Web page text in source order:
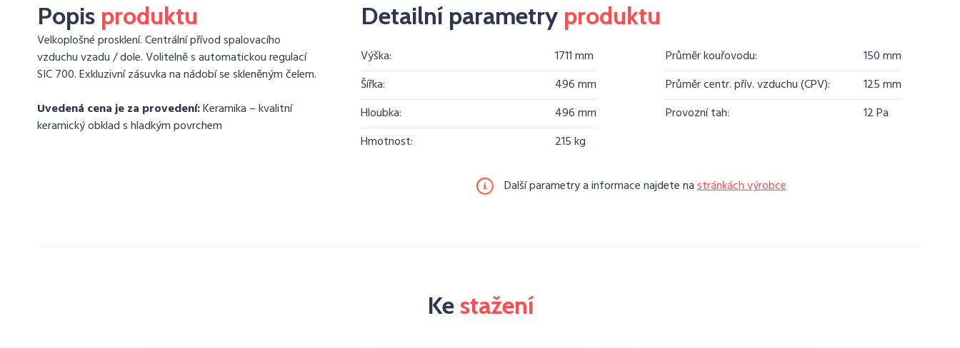
Popis produktu
Velkoplošné prosklení. Centrální přívod spalovacího
vzduchu vzadu / dole. Volitelně s automatickou regulací
SIC 700. Exkluzivní zásuvka na nádobí se skleněným čelem.
Uvedená cena je za provedení:Keramika – kvalitní
keramický obklad s hladkým povrchem
Detailní parametry produktu
Výška:
1711 mm
Šířka:
496 mm
Hloubka:
496 mm
Hmotnost:
215 kg
Průměr kouřovodu:
150 mm
Průměr centr. přív. vzduchu (CPV):
125 mm
Provozní tah:
12 Pa
Další parametry a informace najdete nastránkách výrobce
Ke stažení